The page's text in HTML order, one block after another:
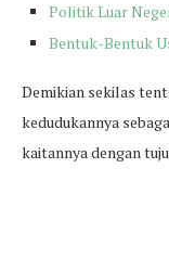
Politik Luar
Bentuk-Bentuk
Demikian sekilas
kedudukannya
kaitannya dengan